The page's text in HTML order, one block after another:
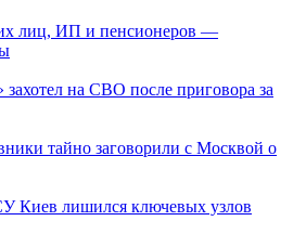
лиц, ИП и пенсионеров —
захотел на СВО после приговора за
тайно заговорили с Москвой о
Киев лишился ключевых узлов